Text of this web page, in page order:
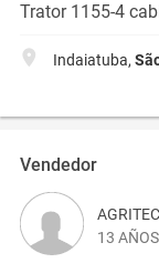
Trator 1155-4
Indaiatuba,
Vendedor
13